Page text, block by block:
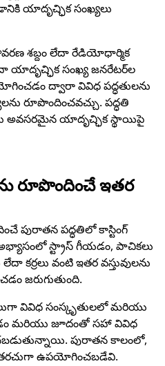
యాదృచ్ఛిక సంఖ్యలు
శబ్దం లేదా రేడియోధార్మిక
యాదృచ్ఛిక సంఖ్య జనరేటర్‌ల
ద్వారా వివిధ పద్ధతులను
రూపొందించవచ్చు. పద్ధతి
అవసరమైన యాదృచ్ఛిక స్థాయిపై
రూపొందించే ఇతర
పురాతన పద్ధతిలో కాస్టింగ్
స్ట్రాస్ గీయడం, పాచికలు
కర్రలు వంటి ఇతర వస్తువులను
జరుగుతుంది.
వివిధ సంస్కృతులలో మరియు
మరియు జూదంతో సహా వివిధ
పురాతన కాలంలో,
ఉపయోగించబడేవి.